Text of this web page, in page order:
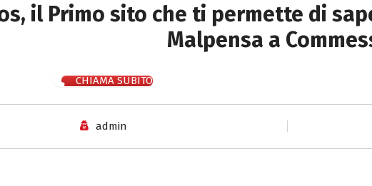
il Primo sito che ti permette di
Malpensa a
CHIAMA SUBITO
admin